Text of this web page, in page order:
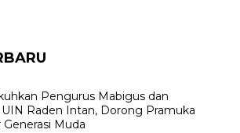
Pengurus Mabigus dan
Raden Intan, Dorong Pramuka
Muda